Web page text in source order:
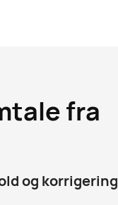
fra
og korrigering